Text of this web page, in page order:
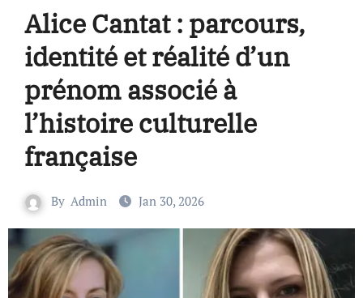
Alice Cantat : parcours,
identité et réalité d’un
prénom associé à
l’histoire culturelle
française
By Admin Jan 30, 2026